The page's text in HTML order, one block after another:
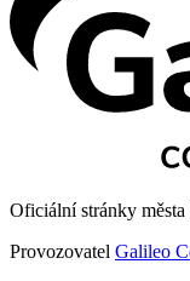
Oficiální stránky
Provozovatel Galileo